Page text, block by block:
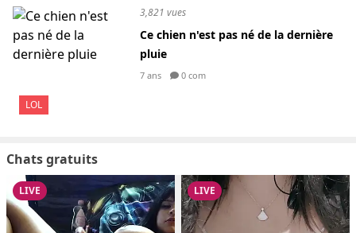
LOL
3,821 vues
Ce chien n'est pas né de la dernière
pluie
7 ans 0 com
Chats gratuits